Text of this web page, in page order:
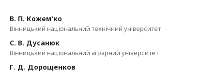
В. П. Кожем'ко
Вінницький національний технічний університет
С. В. Дусанюк
Вінницький національний аграрний університет
Г. Д. Дорощенков